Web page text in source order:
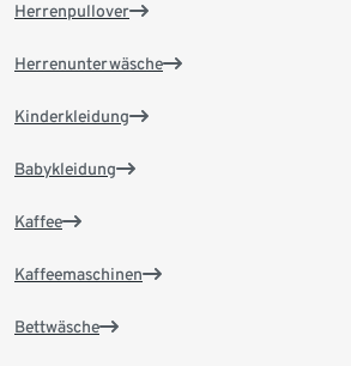
Herrenpullover
Herrenunterwäsche
Kinderkleidung
Babykleidung
Kaffee
Kaffeemaschinen
Bettwäsche